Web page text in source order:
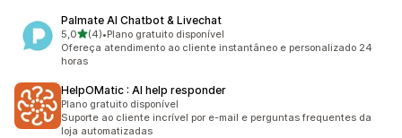
Palmate AI Chatbot & Livechat
5,0de 5 estrelas
(4)
4 avaliações ao todo
•Plano gratuito disponível
Ofereça atendimento ao cliente instantâneo e personalizado 24
horas
HelpOMatic : AI help responder
Plano gratuito disponível
Suporte ao cliente incrível por e-mail e perguntas frequentes da
loja automatizadas